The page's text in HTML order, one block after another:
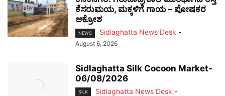
ಕೆಸರುಮಯ, ಮಕ್ಕಳಿಗೆ ಗಾಯ – ಪೋಷಕರ
ಆಕ್ರೋಶ
NEWS Sidlaghatta News Desk -
August 6, 2026
Sidlaghatta Silk Cocoon Market-
06/08/2026
SILK Sidlaghatta News Desk -